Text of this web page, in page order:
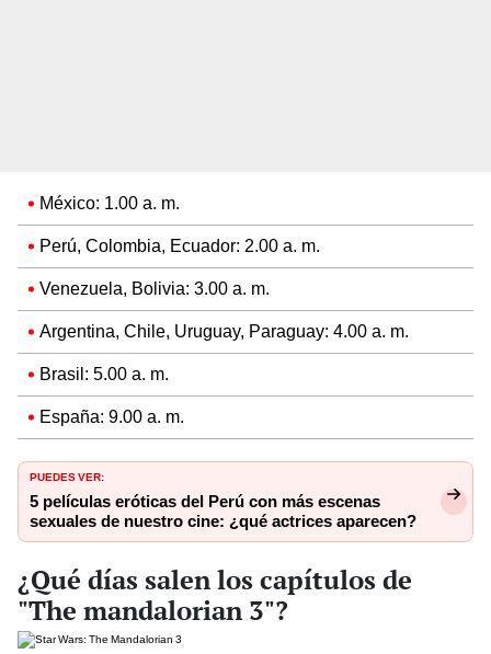
México: 1.00 a. m.
Perú, Colombia, Ecuador: 2.00 a. m.
Venezuela, Bolivia: 3.00 a. m.
Argentina, Chile, Uruguay, Paraguay: 4.00 a. m.
Brasil: 5.00 a. m.
España: 9.00 a. m.
PUEDES VER:
5 películas eróticas del Perú con más escenas
sexuales de nuestro cine: ¿qué actrices aparecen?
¿Qué días salen los capítulos de
"The mandalorian 3"?